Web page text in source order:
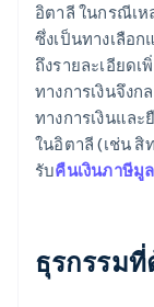
อิตาลี ในกรณีเ
ซึ่งเป็นทางเลือ
ถึงรายละเอียด
ทางการเงินจึง
ทางการเงินแล
ในอิตาลี (เช่น
รับคืนเงินภาษีมู
ธุรกรรมที่